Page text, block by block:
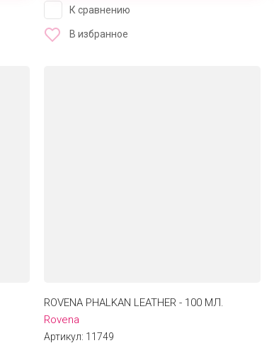
К сравнению
В избранное
ROVENA PHALKAN LEATHER - 100 МЛ.
Rovena
Артикул: 11749